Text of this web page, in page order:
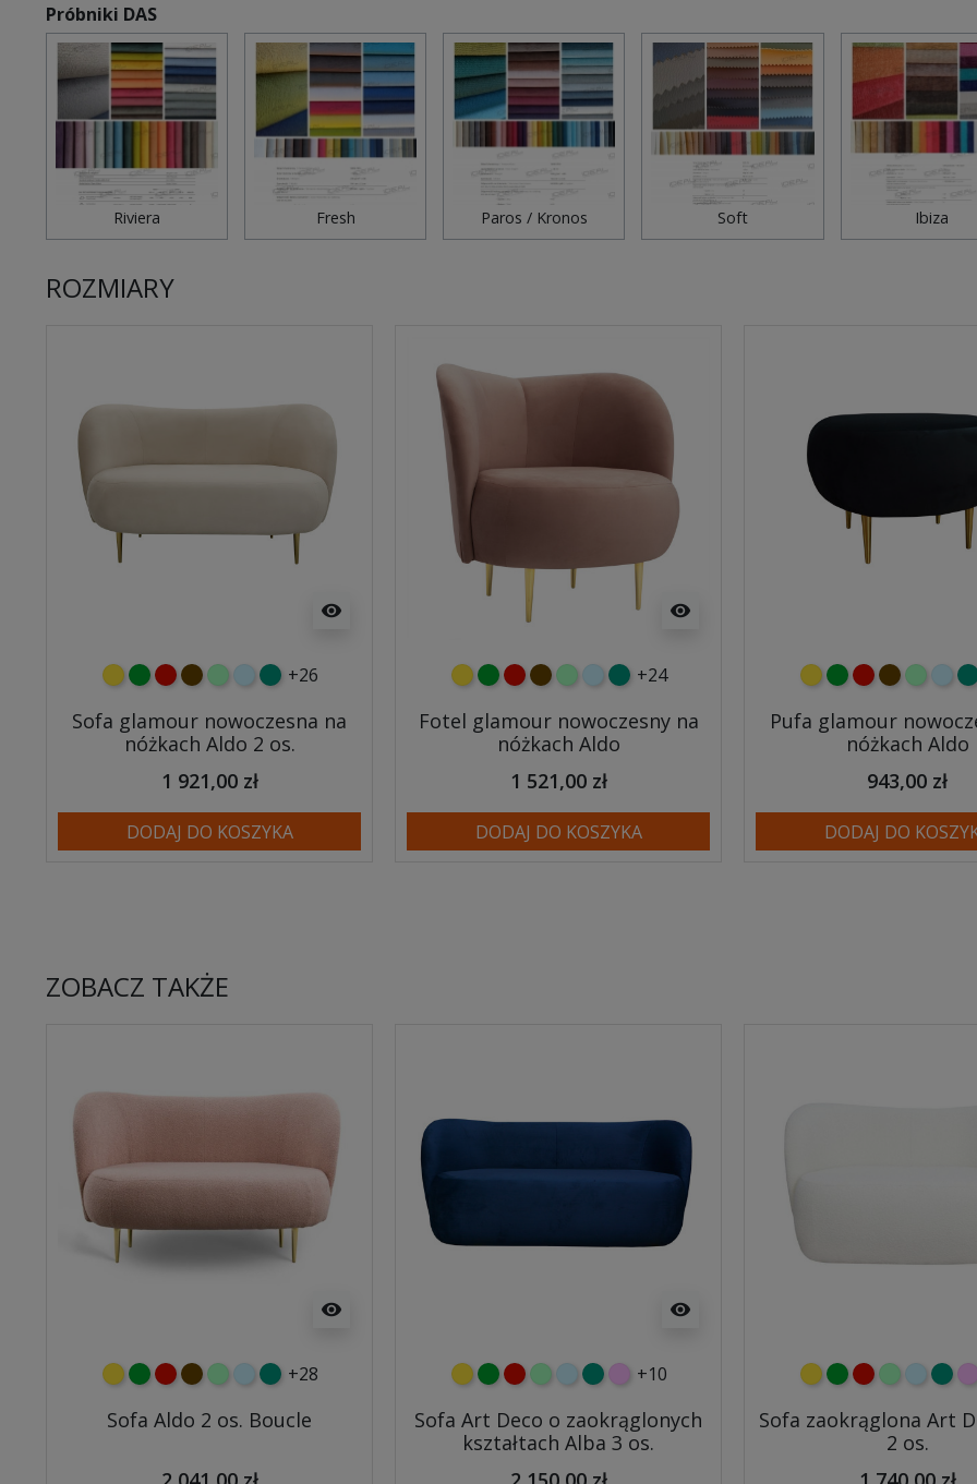
Próbniki DAS
Riviera Fresh Paros / Kronos Soft Ibiza
ROZMIARY
visibility
żółtyzielonyczerwony
czekoladowy
miętowybłękitny
turkusowy
+26
Sofa glamour nowoczesna na
nóżkach Aldo 2 os.
1 921,00 zł
DODAJ DO KOSZYKA
visibility
żółtyzielonyczerwony
czekoladowy
miętowybłękitny
turkusowy
+24
Fotel glamour nowoczesny na
nóżkach Aldo
1 521,00 zł
DODAJ DO KOSZYKA
żółtyzielonyczerwonymiętowy
Pufa glamour
nóżkach Aldo
943,00 zł
DODAJ DO
ZOBACZ TAKŻE
visibility
żółtyzielonyczerwony
czekoladowy
miętowybłękitny
turkusowy
+28
Sofa Aldo 2 os. Boucle
visibility
żółtyzielonyczerwony
miętowy
błękitnyturkusowy
różowy
+10
Sofa Art Deco o zaokrąglonych
kształtach Alba 3 os.
żółtyzielonyczerwony
miętowy
błękitny
Sofa zaokrąglona Art
2 os.